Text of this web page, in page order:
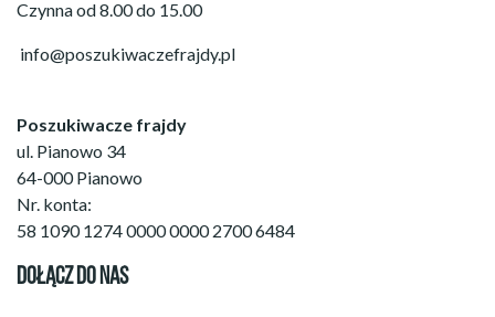
Czynna od 8.00 do 15.00
info@poszukiwaczefrajdy.pl
Poszukiwacze frajdy
ul. Pianowo 34
64-000 Pianowo
Nr. konta:
58 1090 1274 0000 0000 2700 6484
DOŁĄCZ DO NAS